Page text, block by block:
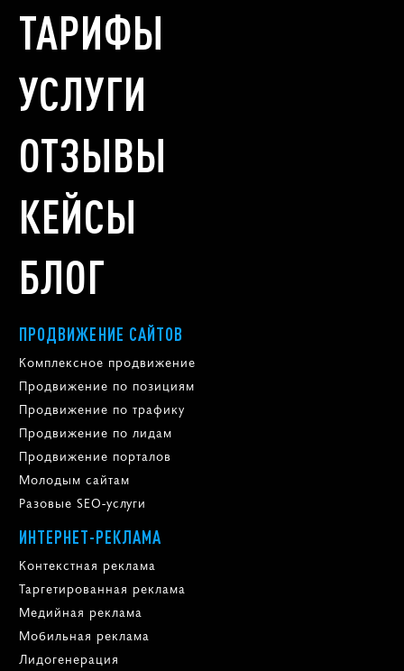
ТАРИФЫ
УСЛУГИ
ОТЗЫВЫ
КЕЙСЫ
БЛОГ
ПРОДВИЖЕНИЕ САЙТОВ
Комплексное продвижение
Продвижение по позициям
Продвижение по трафику
Продвижение по лидам
Продвижение порталов
Молодым сайтам
Разовые SEO-услуги
ИНТЕРНЕТ-РЕКЛАМА
Контекстная реклама
Таргетированная реклама
Медийная реклама
Мобильная реклама
Лидогенерация